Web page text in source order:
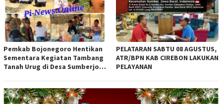
Pemkab Bojonegoro Hentikan
Sementara Kegiatan Tambang
Tanah Urug di Desa Sumberjo
Lintas Instansi
PELATARAN SABTU 08 AGUSTUS,
ATR/BPN KAB CIREBON LAKUKAN
PELAYANAN